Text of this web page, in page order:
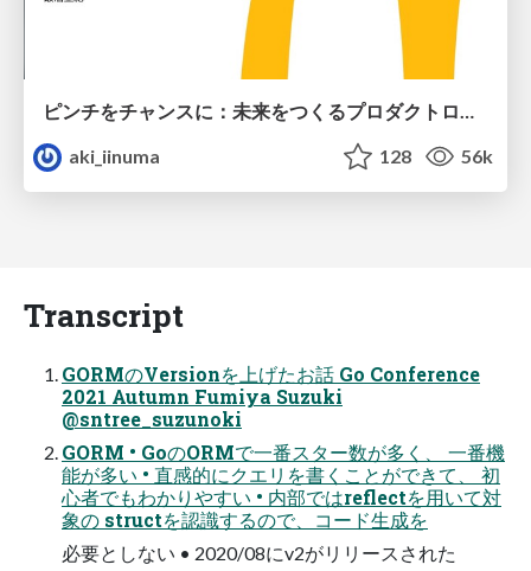
ピンチをチャンスに：未来をつくるプロダクトロードマップ #pmconf2020
aki_iinuma
128 56k
Transcript
GORMのVersionを上げたお話 Go Conference
2021 Autumn Fumiya Suzuki
@sntree_suzunoki
GORM • GoのORMで一番スター数が多く、 一番機
能が多い • 直感的にクエリを書くことができて、 初
心者でもわかりやすい • 内部ではreflectを用いて対
象の structを認識するので、コード生成を
必要としない • 2020/08にv2がリリースされた